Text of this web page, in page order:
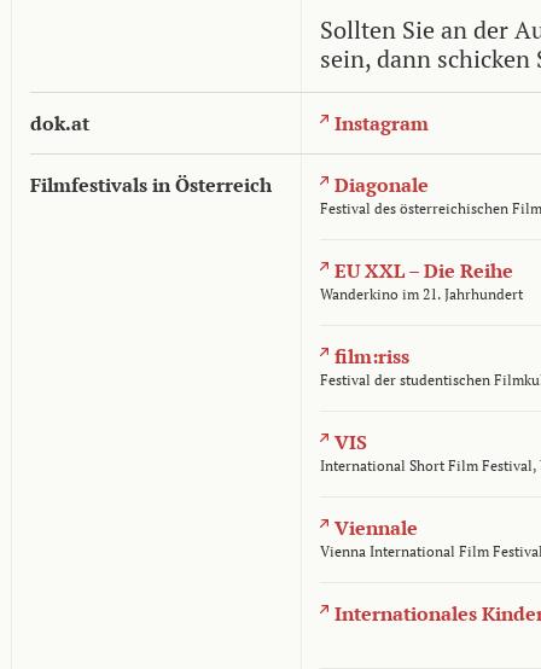
Sollten Sie an der
sein, dann
dok.at Instagram
Filmfestivals in Österreich Diagonale
Festival des österreichischen
EU XXL – Die Reihe
Wanderkino im 21. Jahrhundert
film:riss
Festival der studentischen
VIS
International Short Film Festival,
Viennale
Vienna International Film
Internationales